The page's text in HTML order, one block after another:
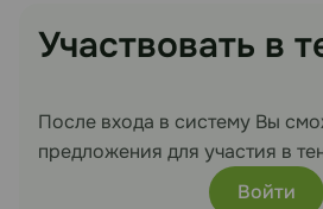
Участвовать в
После входа в систему Вы
предложения для участия в
Войти